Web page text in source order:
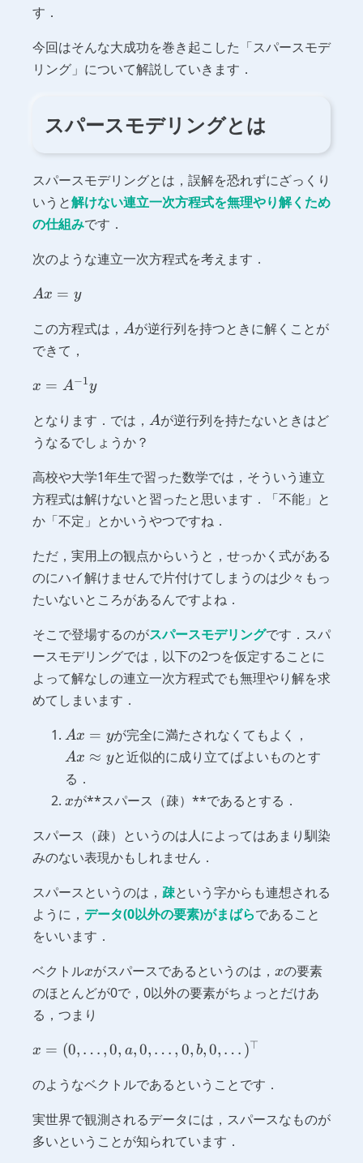
す．
今回はそんな大成功を巻き起こした「スパースモデ
リング」について解説していきます．
スパースモデリングとは
スパースモデリングとは，誤解を恐れずにざっくり
いうと解けない連立一次方程式を無理やり解くため
の仕組みです．
次のような連立一次方程式を考えます．
Ax
y
Ax = y
この方程式は， A
Aが逆行列を持つときに解くことが
できて，
x =
y
x = A−1y
となります．では， A
Aが逆行列を持たないときはど
うなるでしょうか？
高校や大学1年生で習った数学では，そういう連立
方程式は解けないと習ったと思います．「不能」と
か「不定」とかいうやつですね．
ただ，実用上の観点からいうと，せっかく式がある
のにハイ解けませんで片付けてしまうのは少々もっ
たいないところがあるんですよね．
そこで登場するのがスパースモデリングです．スパ
ースモデリングでは，以下の2つを仮定することに
よって解なしの連立一次方程式でも無理やり解を求
めてしまいます．
Ax
=
y
Ax = yが完全に満たされなくてもよく，
Ax ≈ yと近似的に成り立てばよいものとす
る．
x
xが**スパース（疎）**であるとする．
スパース（疎）というのは人によってはあまり馴染
みのない表現かもしれません．
スパースというのは， 疎という字からも連想される
ように， データ(0以外の要素)がまばらであること
をいいます．
ベクトルx
xがスパースであるというのは， x
xの要素
のほとんどが0で，0以外の要素がちょっとだけあ
る，つまり
x =
\dots,
,
\dots,
x = (0, … , 0, a,0, … , 0, b,0, … )⊤
のようなベクトルであるということです．
実世界で観測されるデータには，スパースなものが
多いということが知られています．